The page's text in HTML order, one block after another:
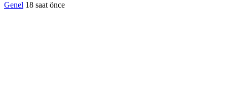
Genel 18 saat önce